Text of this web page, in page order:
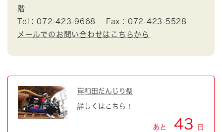
階
Tel：072-423-9668
Fax：072-423-5528
メールでのお問い合わせはこちらから
岸和田だんじり祭
詳しくはこちら！
あと 43 日